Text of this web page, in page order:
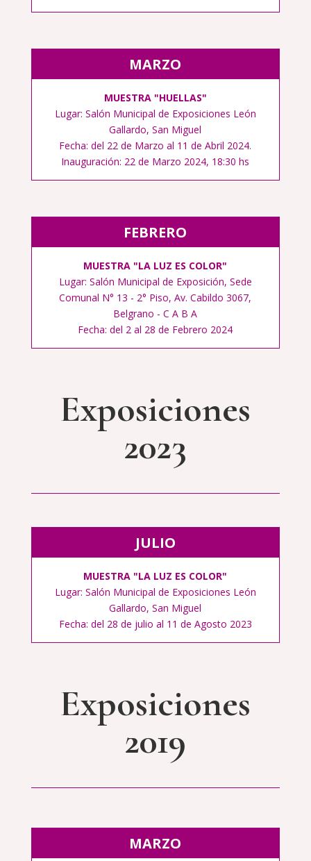
MARZO
MUESTRA "HUELLAS"
Lugar: Salón Municipal de Exposiciones León
Gallardo, San Miguel
Fecha: del 22 de Marzo al 11 de Abril 2024.
Inauguración: 22 de Marzo 2024, 18:30 hs
FEBRERO
MUESTRA "LA LUZ ES COLOR"
Lugar: Salón Municipal de Exposición, Sede
Comunal N° 13 - 2° Piso, Av. Cabildo 3067,
Belgrano - C A B A
Fecha: del 2 al 28 de Febrero 2024
Exposiciones
2023
JULIO
MUESTRA "LA LUZ ES COLOR"
Lugar: Salón Municipal de Exposiciones León
Gallardo, San Miguel
Fecha: del 28 de julio al 11 de Agosto 2023
Exposiciones
2019
MARZO